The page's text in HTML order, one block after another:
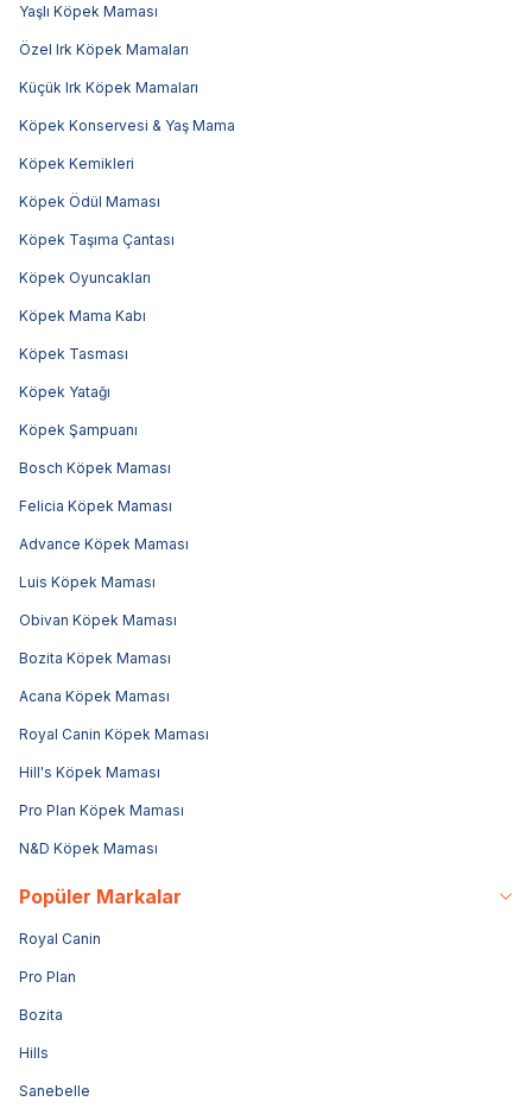
Yaşlı Köpek Maması
Özel Irk Köpek Mamaları
Küçük Irk Köpek Mamaları
Köpek Konservesi & Yaş Mama
Köpek Kemikleri
Köpek Ödül Maması
Köpek Taşıma Çantası
Köpek Oyuncakları
Köpek Mama Kabı
Köpek Tasması
Köpek Yatağı
Köpek Şampuanı
Bosch Köpek Maması
Felicia Köpek Maması
Advance Köpek Maması
Luis Köpek Maması
Obivan Köpek Maması
Bozita Köpek Maması
Acana Köpek Maması
Royal Canin Köpek Maması
Hill's Köpek Maması
Pro Plan Köpek Maması
N&D Köpek Maması
Popüler Markalar
Royal Canin
Pro Plan
Bozita
Hills
Sanebelle